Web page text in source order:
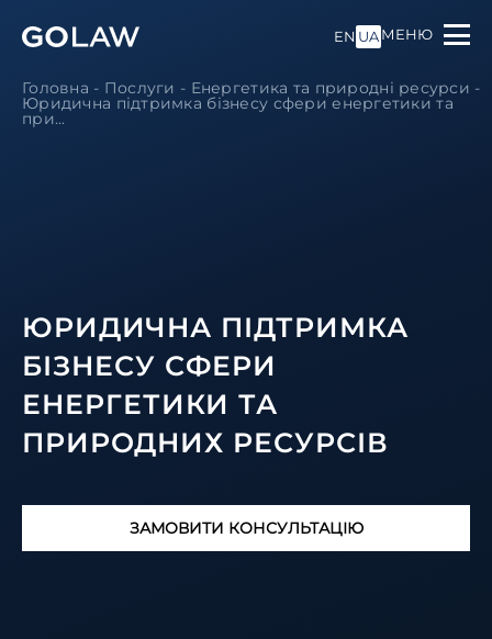
EN UAМЕНЮ
Головна - Послуги - Енергетика та природні ресурси -
Юридична підтримка бізнесу сфери енергетики та
при...
ЮРИДИЧНА ПІДТРИМКА
БІЗНЕСУ СФЕРИ
ЕНЕРГЕТИКИ ТА
ПРИРОДНИХ РЕСУРСІВ
ЗАМОВИТИ КОНСУЛЬТАЦІЮ